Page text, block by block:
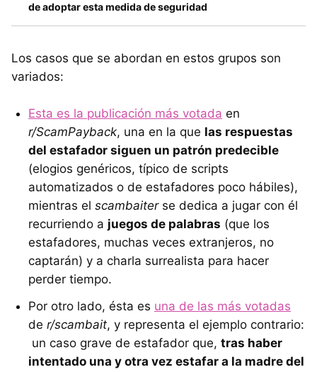
de adoptar esta medida de seguridad
Los casos que se abordan en estos grupos son
variados:
Esta es la publicación más votada en
r/ScamPayback, una en la que las respuestas
del estafador siguen un patrón predecible
(elogios genéricos, típico de scripts
automatizados o de estafadores poco hábiles),
mientras el scambaiterse dedica a jugar con él
recurriendo a juegos de palabras (que los
estafadores, muchas veces extranjeros, no
captarán) y a charla surrealista para hacer
perder tiempo.
Por otro lado, ésta es una de las más votadas
de r/scambait, y representa el ejemplo contrario:
un caso grave de estafador que, tras haber
intentado una y otra vez estafar a la madre del